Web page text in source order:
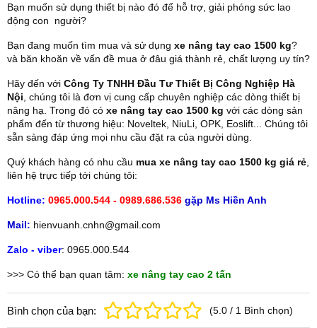
Bạn muốn sử dụng thiết bị nào đó để hỗ trợ, giải phóng sức lao
động con người?
Bạn đang muốn tìm mua và sử dụng xe nâng tay cao 1500 kg?
và băn khoăn về vấn đề mua ở đâu giá thành rẻ, chất lượng uy tín?
Hãy đến với Công Ty TNHH Đầu Tư Thiết Bị Công Nghiệp Hà
Nội , chúng tôi là đơn vị cung cấp chuyên nghiệp các dòng thiết bị
nâng hạ. Trong đó có xe nâng tay cao 1500 kg với các dòng sản
phẩm đến từ thương hiệu: Noveltek, NiuLi, OPK, Eoslift... Chúng tôi
sẵn sàng đáp ứng mọi nhu cầu đặt ra của người dùng.
Quý khách hàng có nhu cầu mua xe nâng tay cao 1500 kg giá rẻ
liên hệ trực tiếp tới chúng tôi:
Hotline: 0965.000.544 - 0989.686.536 gặp Ms Hiền Anh
Mail: hienvuanh.cnhn@gmail.com
Zalo - viber: 0965.000.544
>>> Có thể bạn quan tâm: xe nâng tay cao 2 tấn
Bình chọn của bạn: (5.0 / 1 Bình chọn)